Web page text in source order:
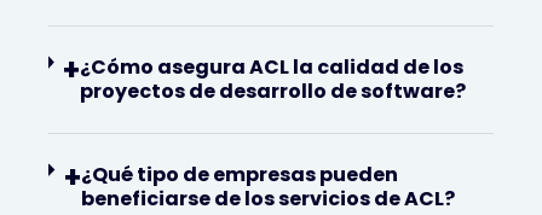
+¿Cómo asegura ACL la calidad de los
proyectos de desarrollo de software?
+¿Qué tipo de empresas pueden
beneficiarse de los servicios de ACL?